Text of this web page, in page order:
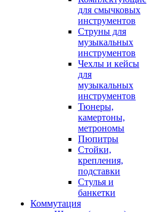
для смычковых
инструментов
Струны для
музыкальных
инструментов
Чехлы и кейсы
для
музыкальных
инструментов
Тюнеры,
камертоны,
метрономы
Пюпитры
Стойки,
крепления,
подставки
Стулья и
банкетки
Коммутация